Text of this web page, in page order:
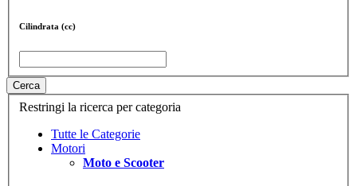
Cilindrata (cc)
Cerca
Restringi la ricerca per categoria
Tutte le Categorie
Motori
Moto e Scooter